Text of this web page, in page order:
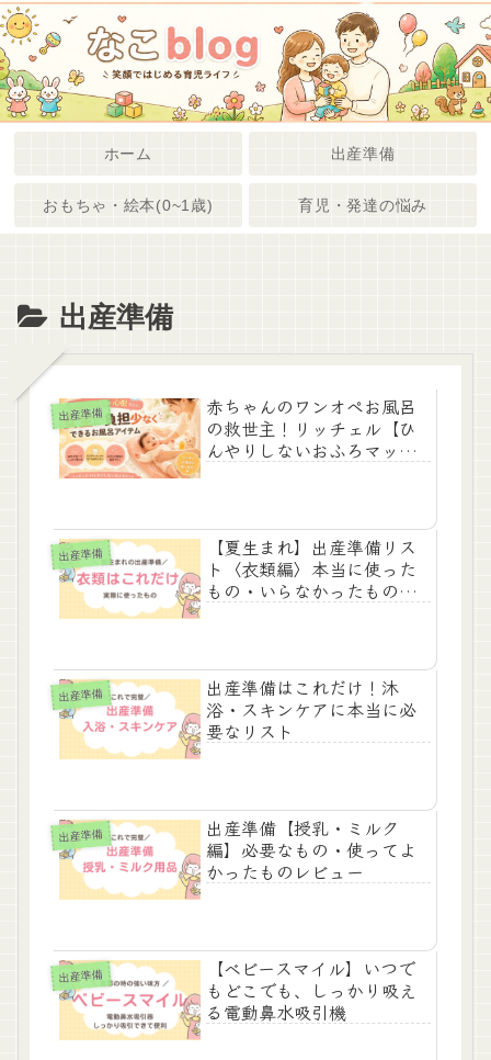
ホーム 出産準備
おもちゃ・絵本(0~1歳) 育児・発達の悩み
出産準備
出産準備
赤ちゃんのワンオペお風呂
の救世主！リッチェル【ひ
んやりしないおふろマッ
出産準備
【夏生まれ】出産準備リス
ト〈衣類編〉本当に使った
もの・いらなかったものを
出産準備
出産準備はこれだけ！沐
浴・スキンケアに本当に必
要なリスト
出産準備
出産準備【授乳・ミルク
編】必要なもの・使ってよ
かったものレビュー
出産準備
【ベビースマイル】いつで
もどこでも、しっかり吸え
る電動鼻水吸引機